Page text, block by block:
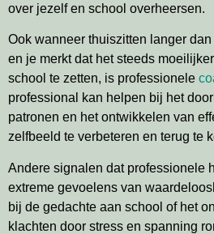
over jezelf en school overheersen.
Ook wanneer thuiszitten langer
en je merkt dat het steeds
school te zetten, is professionele
professional kan helpen bij het
patronen en het ontwikkelen van
zelfbeeld te verbeteren en terug te
Andere signalen dat professionele
extreme gevoelens van
bij de gedachte aan school of het
klachten door stress en spanning